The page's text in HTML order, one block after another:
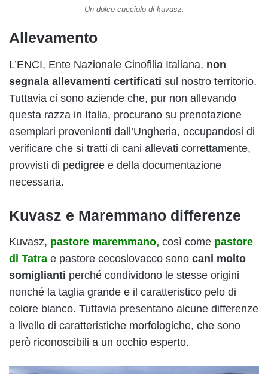
Un dolce cucciolo di kuvasz.
Allevamento
L’ENCI, Ente Nazionale Cinofilia Italiana, non
segnala allevamenti certificati sul nostro territorio.
Tuttavia ci sono aziende che, pur non allevando
questa razza in Italia, procurano su prenotazione
esemplari provenienti dall’Ungheria, occupandosi di
verificare che si tratti di cani allevati correttamente,
provvisti di pedigree e della documentazione
necessaria.
Kuvasz e Maremmano differenze
Kuvasz, pastore maremmano, così come pastore
di Tatra e pastore cecoslovacco sono cani molto
somiglianti perché condividono le stesse origini
nonché la taglia grande e il caratteristico pelo di
colore bianco. Tuttavia presentano alcune differenze
a livello di caratteristiche morfologiche, che sono
però riconoscibili a un occhio esperto.